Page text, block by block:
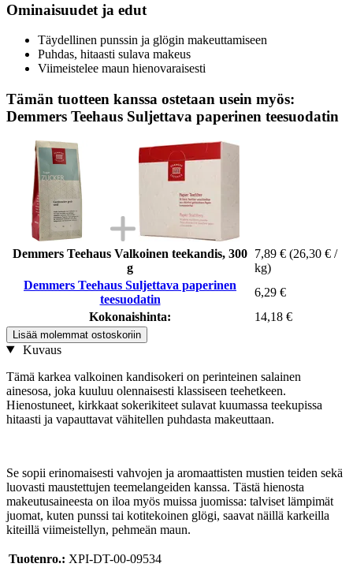
Ominaisuudet ja edut
Täydellinen punssin ja glögin makeuttamiseen
Puhdas, hitaasti sulava makeus
Viimeistelee maun hienovaraisesti
Tämän tuotteen kanssa ostetaan usein myös:
Demmers Teehaus Suljettava paperinen teesuodatin
Demmers Teehaus Valkoinen teekandis, 300
g
7,89 € (26,30 € /
kg)
Demmers Teehaus Suljettava paperinen
teesuodatin
6,29 €
Kokonaishinta:
14,18 €
Lisää molemmat ostoskoriin
Kuvaus
Tämä karkea valkoinen kandisokeri on perinteinen salainen
ainesosa, joka kuuluu olennaisesti klassiseen teehetkeen.
Hienostuneet, kirkkaat sokerikiteet sulavat kuumassa teekupissa
hitaasti ja vapauttavat vähitellen puhdasta makeuttaan.
Se sopii erinomaisesti vahvojen ja aromaattisten mustien teiden sekä
luovasti maustettujen teemelangeiden kanssa. Tästä hienosta
makeutusaineesta on iloa myös muissa juomissa: talviset lämpimät
juomat, kuten punssi tai kotitekoinen glögi, saavat näillä karkeilla
kiteillä viimeistellyn, pehmeän maun.
Tuotenro.: XPI-DT-00-09534